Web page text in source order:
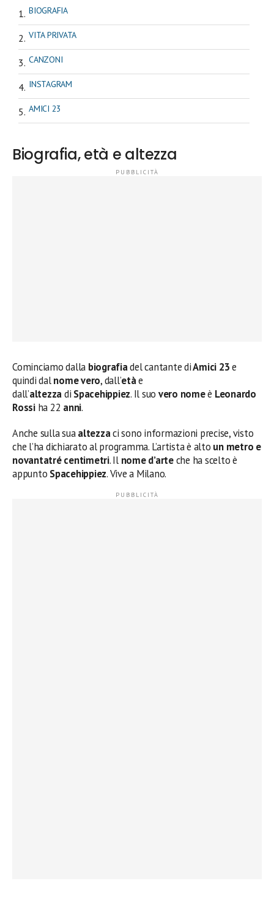
BIOGRAFIA
VITA PRIVATA
CANZONI
INSTAGRAM
AMICI 23
Biografia, età e altezza
Cominciamo dalla biografiadel cantante diAmici 23e
quindi dalnome vero, dall’etàe
dall’altezzadi Spacehippiez. Il suo vero nomeè Leonardo
Rossiha 22 anni.
Anche sulla suaaltezzaci sono informazioni precise, visto
che l’ha dichiarato al programma. L’artista è alto un metro e
novantatré centimetri. Il nome d’arteche ha scelto è
appunto Spacehippiez. Vive a Milano.